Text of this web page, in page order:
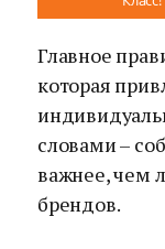
Главное
которая
словами –
важнее, чем
брендов.